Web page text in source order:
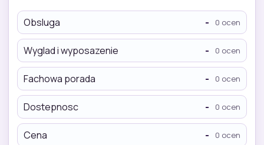
Obsluga - 0 ocen
Wyglad i wyposazenie - 0 ocen
Fachowa porada - 0 ocen
Dostepnosc - 0 ocen
Cena - 0 ocen